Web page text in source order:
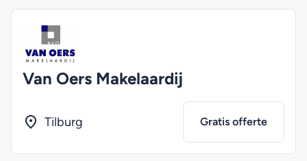
Van Oers Makelaardij
Tilburg Gratis offerte